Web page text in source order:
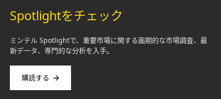
Spotlightをチェック
ミンテル Spotlightで、重要市場に関する画期的な市場調査、最
新データ、専門的な分析を入手。
購読する